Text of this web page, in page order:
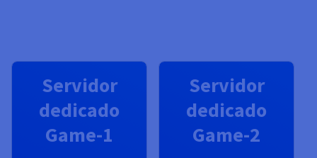
Servidor
dedicado
Game-1
Servidor
dedicado
Game-2